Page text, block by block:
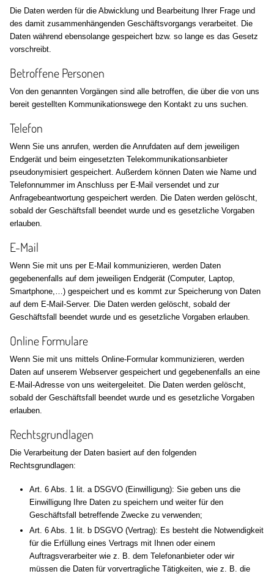
Die Daten werden für die Abwicklung und Bearbeitung Ihrer Frage und
des damit zusammenhängenden Geschäftsvorgangs verarbeitet. Die
Daten während ebensolange gespeichert bzw. so lange es das Gesetz
vorschreibt.
Betroffene Personen
Von den genannten Vorgängen sind alle betroffen, die über die von uns
bereit gestellten Kommunikationswege den Kontakt zu uns suchen.
Telefon
Wenn Sie uns anrufen, werden die Anrufdaten auf dem jeweiligen
Endgerät und beim eingesetzten Telekommunikationsanbieter
pseudonymisiert gespeichert. Außerdem können Daten wie Name und
Telefonnummer im Anschluss per E-Mail versendet und zur
Anfragebeantwortung gespeichert werden. Die Daten werden gelöscht,
sobald der Geschäftsfall beendet wurde und es gesetzliche Vorgaben
erlauben.
E-Mail
Wenn Sie mit uns per E-Mail kommunizieren, werden Daten
gegebenenfalls auf dem jeweiligen Endgerät (Computer, Laptop,
Smartphone,…) gespeichert und es kommt zur Speicherung von Daten
auf dem E-Mail-Server. Die Daten werden gelöscht, sobald der
Geschäftsfall beendet wurde und es gesetzliche Vorgaben erlauben.
Online Formulare
Wenn Sie mit uns mittels Online-Formular kommunizieren, werden
Daten auf unserem Webserver gespeichert und gegebenenfalls an eine
E-Mail-Adresse von uns weitergeleitet. Die Daten werden gelöscht,
sobald der Geschäftsfall beendet wurde und es gesetzliche Vorgaben
erlauben.
Rechtsgrundlagen
Die Verarbeitung der Daten basiert auf den folgenden
Rechtsgrundlagen:
Art. 6 Abs. 1 lit. a DSGVO (Einwilligung): Sie geben uns die
Einwilligung Ihre Daten zu speichern und weiter für den
Geschäftsfall betreffende Zwecke zu verwenden;
Art. 6 Abs. 1 lit. b DSGVO (Vertrag): Es besteht die Notwendigkeit
für die Erfüllung eines Vertrags mit Ihnen oder einem
Auftragsverarbeiter wie z. B. dem Telefonanbieter oder wir
müssen die Daten für vorvertragliche Tätigkeiten, wie z. B. die